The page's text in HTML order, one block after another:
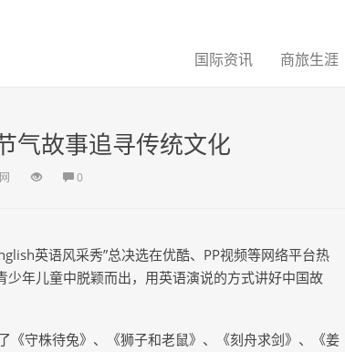
国际资讯 商旅生涯
气故事追寻传统文化
0
英语风采秀”总决选在优酷、PP视频等网络平台热
年儿童中脱颖而出，用英语演说的方式讲好中国故
《守株待兔》、《狮子和老鼠》、《刻舟求剑》、《姜